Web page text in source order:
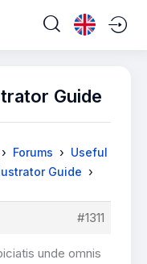
Guide
› Forums › Useful
Guide ›
#1311
unde omnis